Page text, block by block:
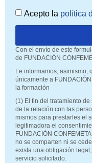
Acepto la política
Con el envío de este
de FUNDACIÓN
Le informamos, asimismo,
únicamente a
la formación
(1) El fin del tratamiento de
de la relación con las
mismos para prestarles el
legitimadora el
FUNDACIÓN
no se comparten ni se
exista una obligación
servicio solicitado.